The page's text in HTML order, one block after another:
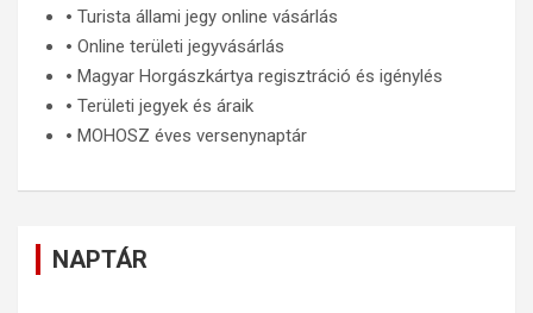
🞄 Turista állami jegy online vásárlás
🞄 Online területi jegyvásárlás
🞄 Magyar Horgászkártya regisztráció és igénylés
🞄 Területi jegyek és áraik
🞄 MOHOSZ éves versenynaptár
NAPTÁR